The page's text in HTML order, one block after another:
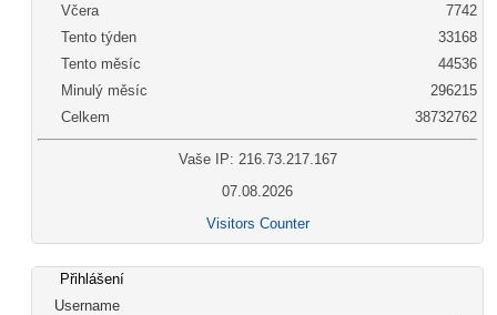
Včera
Tento týden
Tento měsíc
Minulý měsíc
Celkem
7742
33168
44536
296215
38732762
Vaše IP: 216.73.217.167
07.08.2026
Visitors Counter
Přihlášení
Username